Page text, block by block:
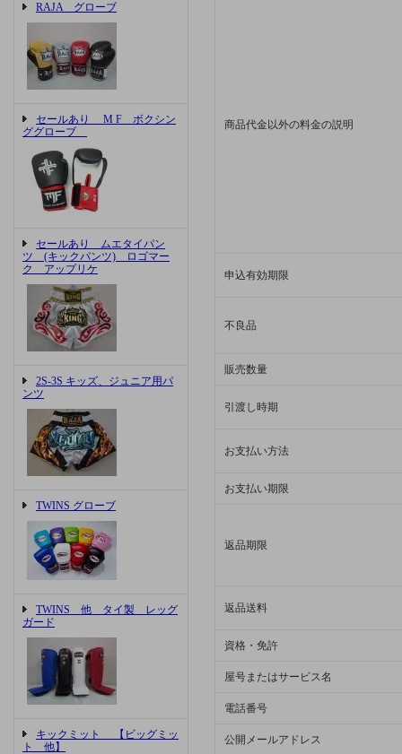
RAJA グローブ
セールあり M F ボクシン
ググローブ
セールあり ムエタイパン
ツ (キックパンツ) ロゴマー
ク アップリケ
2S-3S キッズ、ジュニア用パ
ンツ
TWINS グローブ
TWINS 他 タイ製 レッグ
ガード
キックミット 【ビッグミッ
ト 他】
商品代金以外の料金の説明
申込有効期限
不良品
販売数量
引渡し時期
お支払い方法
お支払い期限
返品期限
返品送料
資格・免許
屋号またはサービス名
電話番号
公開メールアドレス